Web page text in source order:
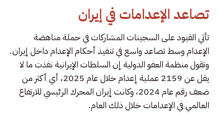
تصاعد الإعدامات في إيران
تأتي القيود على السجينات المشاركات في حملة مناهضة
الإعدام وسط تصاعد واسع في تنفيذ أحكام الإعدام داخل إيران.
وتقول منظمة العفو الدولية إن السلطات الإيرانية نفذت ما لا
يقل عن 2159 عملية إعدام خلال عام 2025، أي أكثر من
ضعف رقم عام 2024، وكانت إيران المحرك الرئيسي للارتفاع
العالمي في الإعدامات خلال ذلك العام.